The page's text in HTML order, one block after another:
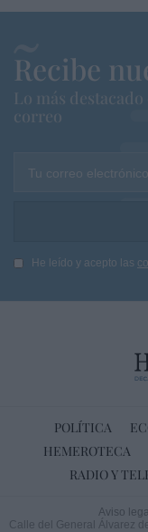
Recibe
Lo más
correo
Tu correo
He leído y acepto las
POLÍTICA
HEMEROTECA
RADIO Y
Aviso legal
Calle del General Álvarez